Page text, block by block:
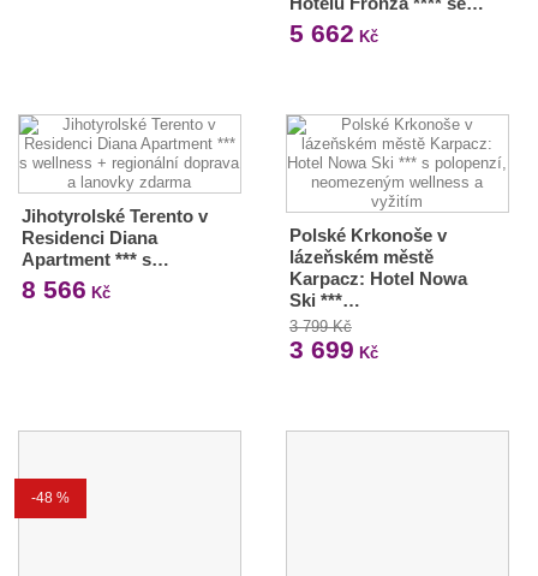
5 662 Kč
Jihotyrolské Terento v
Residenci Diana
Apartment *** s…
8 566 Kč
Polské Krkonoše v
lázeňském městě
Karpacz: Hotel Nowa
Ski ***…
3 799 Kč
3 699 Kč
-48 %